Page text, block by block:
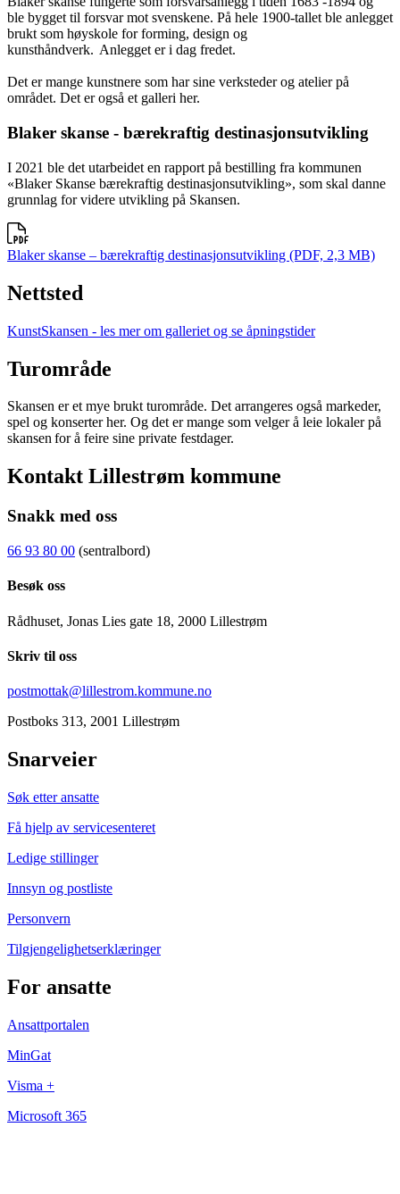
ble bygget til forsvar mot svenskene. På hele 1900-tallet ble anlegget
brukt som høyskole for forming, design og
kunsthåndverk. Anlegget er i dag fredet.
Det er mange kunstnere som har sine verksteder og atelier på
området. Det er også et galleri her.
Blaker skanse - bærekraftig destinasjonsutvikling
I 2021 ble det utarbeidet en rapport på bestilling fra kommunen
«Blaker Skanse bærekraftig destinasjonsutvikling», som skal danne
grunnlag for videre utvikling på Skansen.
Blaker skanse – bærekraftig destinasjonsutvikling (PDF, 2,3 MB)
Nettsted
KunstSkansen - les mer om galleriet og se åpningstider
Turområde
Skansen er et mye brukt turområde. Det arrangeres også markeder,
spel og konserter her. Og det er mange som velger å leie lokaler på
skansen for å feire sine private festdager.
Kontakt Lillestrøm kommune
Snakk med oss
66 93 80 00 (sentralbord)
Besøk oss
Rådhuset, Jonas Lies gate 18, 2000 Lillestrøm
Skriv til oss
postmottak@lillestrom.kommune.no
Postboks 313, 2001 Lillestrøm
Snarveier
Søk etter ansatte
Få hjelp av servicesenteret
Ledige stillinger
Innsyn og postliste
Personvern
Tilgjengelighetserklæringer
For ansatte
Ansattportalen
MinGat
Visma +
Microsoft 365